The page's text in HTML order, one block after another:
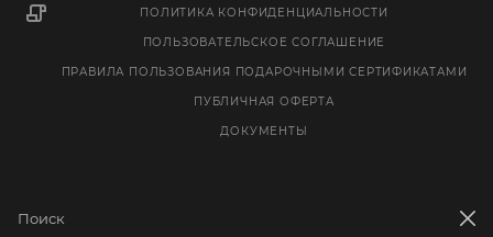
ПОЛИТИКА КОНФИДЕНЦИАЛЬНОСТИ
ПОЛЬЗОВАТЕЛЬСКОЕ СОГЛАШЕНИЕ
ПРАВИЛА ПОЛЬЗОВАНИЯ ПОДАРОЧНЫМИ СЕРТИФИКАТАМИ
ПУБЛИЧНАЯ ОФЕРТА
ДОКУМЕНТЫ